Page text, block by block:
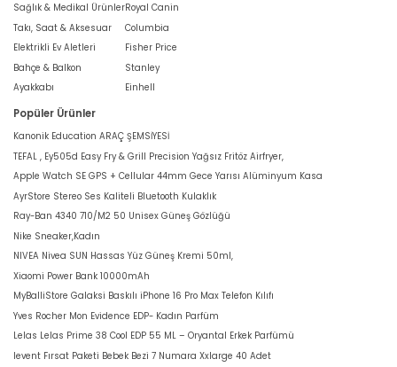
Sağlık & Medikal Ürünler
Takı, Saat & Aksesuar
Elektrikli Ev Aletleri
Bahçe & Balkon
Ayakkabı
Royal Canin
Columbia
Fisher Price
Stanley
Einhell
Popüler Ürünler
Kanonik Education ARAÇ ŞEMSİYESİ
TEFAL , Ey505d Easy Fry & Grill Precision Yağsız Fritöz Airfryer,
Apple Watch SE GPS + Cellular 44mm Gece Yarısı Alüminyum Kasa
AyrStore Stereo Ses Kaliteli Bluetooth Kulaklık
Ray-Ban 4340 710/M2 50 Unisex Güneş Gözlüğü
Nike Sneaker,Kadın
NIVEA Nivea SUN Hassas Yüz Güneş Kremi 50ml,
Xiaomi Power Bank 10000mAh
MyBalliStore Galaksi Baskılı iPhone 16 Pro Max Telefon Kılıfı
Yves Rocher Mon Evidence EDP- Kadın Parfüm
Lelas Lelas Prime 38 Cool EDP 55 ML – Oryantal Erkek Parfümü
levent Fırsat Paketi Bebek Bezi 7 Numara Xxlarge 40 Adet